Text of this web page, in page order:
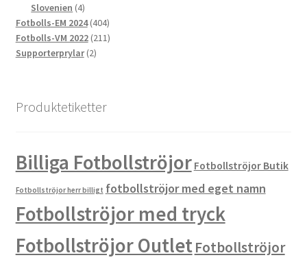
produkter
Slovenien 44
produkter
Fotbolls-EM 2024 404404
produkter
Fotbolls-VM 2022 211211
Supporterprylar 22
Produktetiketter
Billiga Fotbollströjor Fotbollströjor Butik
Fotbollströjor herr billigt fotbollströjor med eget namn
Fotbollströjor med tryck
Fotbollströjor OutletFotbollströjor